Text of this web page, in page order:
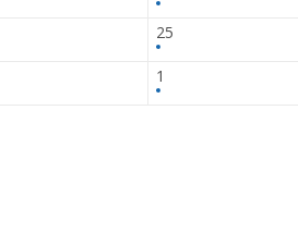
25
1